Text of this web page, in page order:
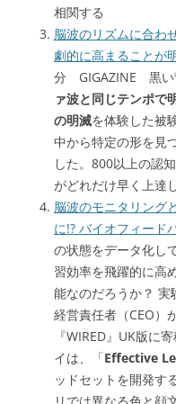
相関する
脳波のリズムに合わ
劇的に高まることが
分 GIGAZINE 黒い
ァ波と同じテンポで
の明滅を体験した被
中から特定の形を見
した。800以上の認
がどれだけ早く上達
脳波のモニタリング
に!? バイオフィード
の状態をデータ化し
習効率を飛躍的に高
能なのだろうか？ 実
経営責任者（CEO）
『WIRED』UK版に
イは、「Effective
ッドセットを開発す